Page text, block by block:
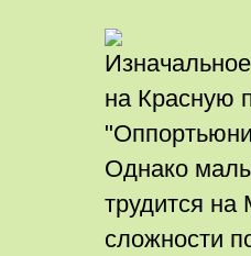
на Красную
Однако
трудится
сложности